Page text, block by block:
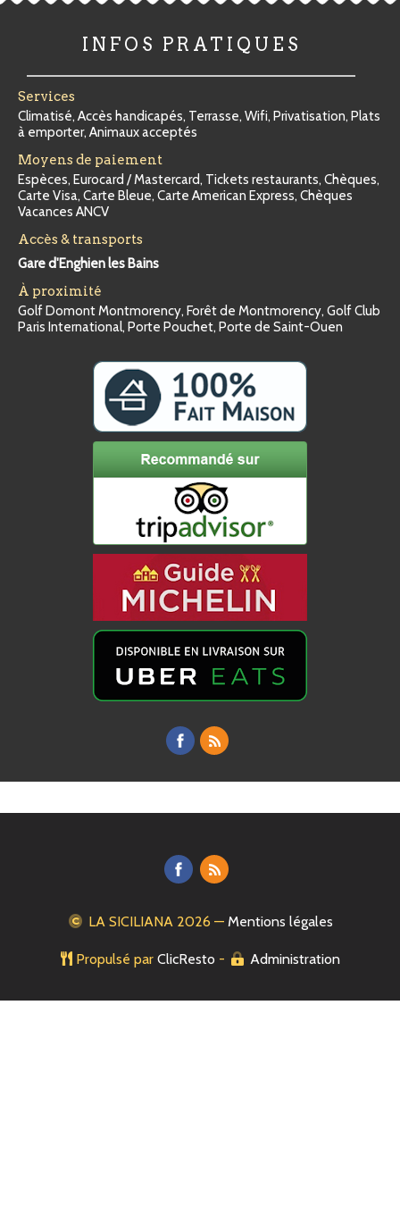
INFOS PRATIQUES
Services
Climatisé, Accès handicapés, Terrasse, Wifi, Privatisation, Plats
à emporter, Animaux acceptés
Moyens de paiement
Espèces, Eurocard / Mastercard, Tickets restaurants, Chèques,
Carte Visa, Carte Bleue, Carte American Express, Chèques
Vacances ANCV
Accès & transports
Gare d'Enghien les Bains
À proximité
Golf Domont Montmorency, Forêt de Montmorency, Golf Club
Paris International, Porte Pouchet, Porte de Saint-Ouen
LA SICILIANA 2026 — Mentions légales
Propulsé par ClicResto - Administration